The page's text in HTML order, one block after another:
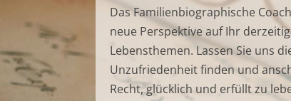
Das Familienbiographische
neue Perspektive auf Ihr
Lebensthemen. Lassen Sie uns
Unzufriedenheit finden und
Recht, glücklich und erfüllt zu